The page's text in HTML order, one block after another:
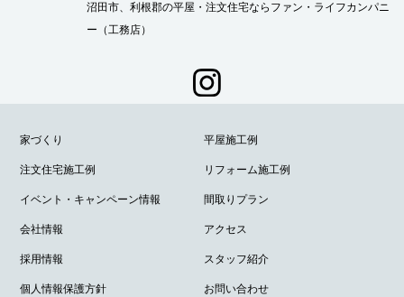
沼田市、利根郡の平屋・注文住宅ならファン・ライフカンパニ
ー（工務店）
家づくり 平屋施工例
注文住宅施工例 リフォーム施工例
イベント・キャンペーン情報 間取りプラン
会社情報 アクセス
採用情報 スタッフ紹介
個人情報保護方針 お問い合わせ